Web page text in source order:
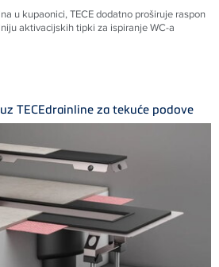
u kupaonici, TECE dodatno proširuje raspon
aktivacijskih tipki za ispiranje WC-a
TECEdrainline za tekuće podove